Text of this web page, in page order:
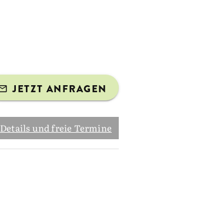
JETZT ANFRAGEN
Details und freie Termine